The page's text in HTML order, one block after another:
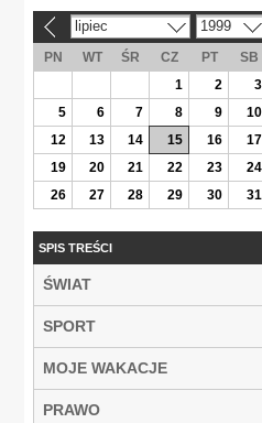
lipiec 1999
PN WT ŚR CZ PT SB
1
2 3
5
6 7 8 9 10
12
13 14 15 16 17
19
20 21 22 23 24
26
27 28 29 30 31
SPIS TREŚCI
ŚWIAT
SPORT
MOJE WAKACJE
PRAWO